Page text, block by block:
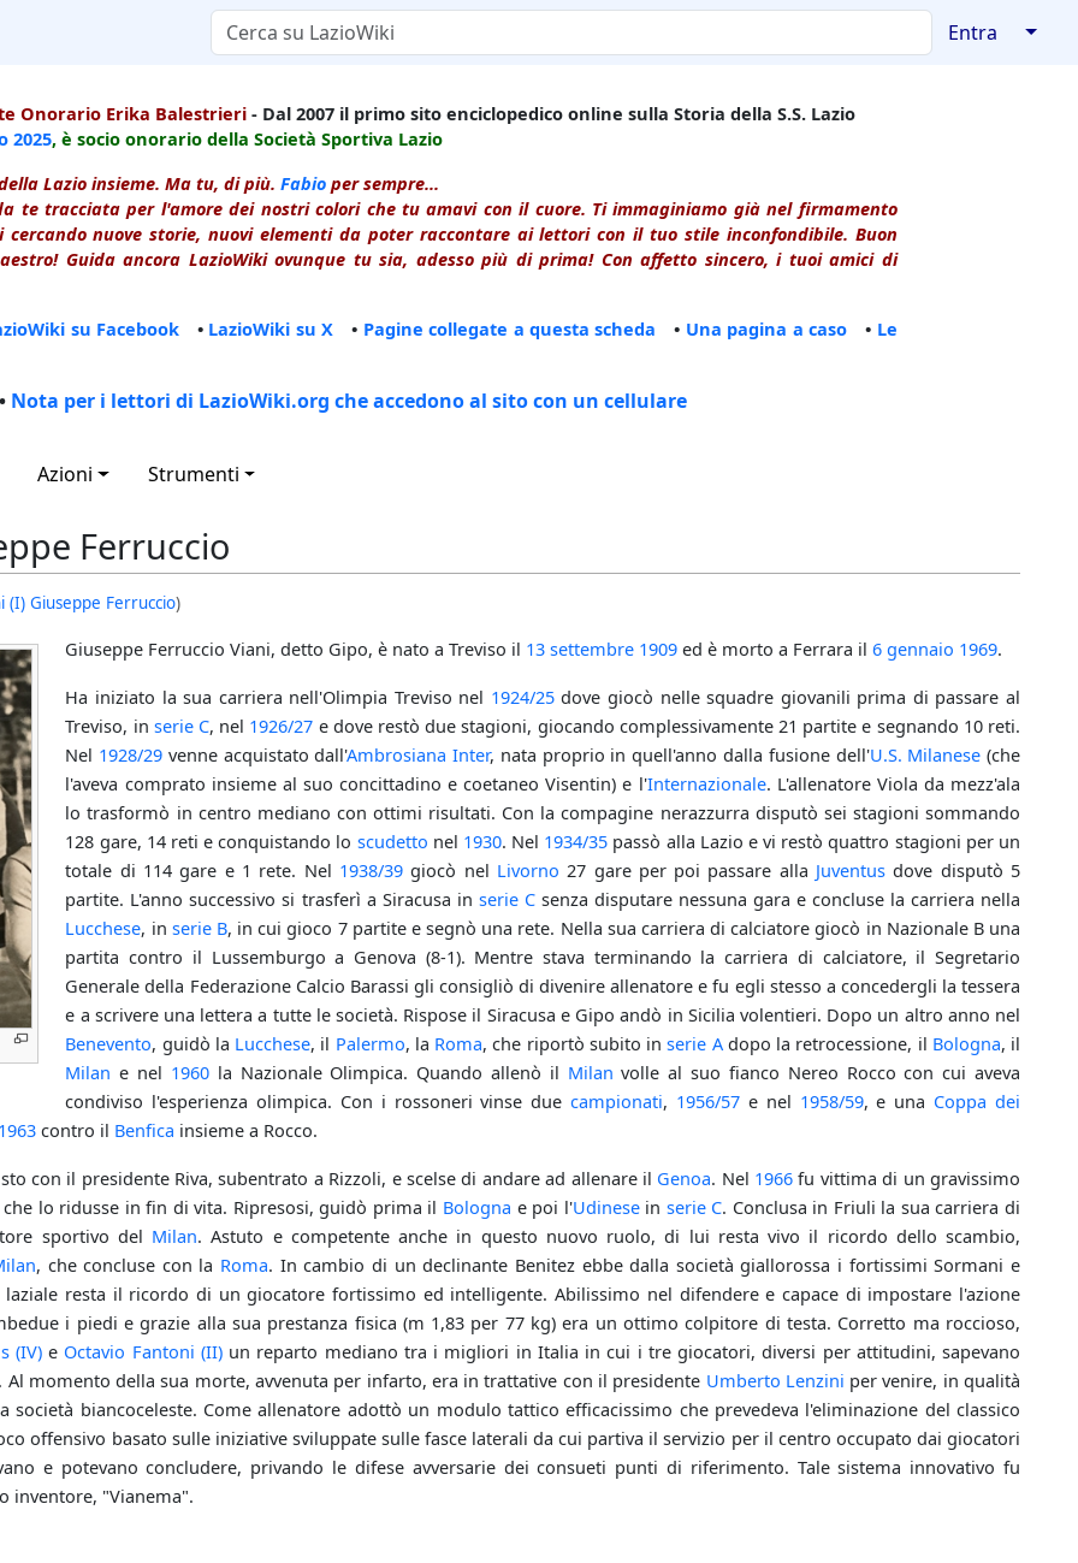
Entra ↓
Onorario Erika Balestrieri - Dal 2007 il primo sito enciclopedico online sulla Storia della S.S. Lazio
2025, è socio onorario della Società Sportiva Lazio
Lazio insieme. Ma tu, di più. Fabio per sempre...
te tracciata per l'amore dei nostri colori che tu amavi con il cuore. Ti immaginiamo già nel firmamento
cercando nuove storie, nuovi elementi da poter raccontare ai lettori con il tuo stile inconfondibile. Buon
Guida ancora LazioWiki ovunque tu sia, adesso più di prima! Con affetto sincero, i tuoi amici di
su Facebook • LazioWiki su X • Pagine collegate a questa scheda • Una pagina a caso • Le
Nota per i lettori di LazioWiki.org che accedono al sito con un cellulare
Azioni Strumenti
Ferruccio
(I) Giuseppe Ferruccio)
Giuseppe Ferruccio Viani, detto Gipo, è nato a Treviso il 13 settembre 1909 ed è morto a Ferrara il6 gennaio 1969.
Ha iniziato la sua carriera nell'Olimpia Treviso nel 1924/25dove giocò nelle squadre giovanili prima di passare al
Treviso, in serie C, nel 1926/27 e dove restò due stagioni, giocando complessivamente 21 partite e segnando 10 reti.
Nel 1928/29 venne acquistato dall'Ambrosiana Inter, nata proprio in quell'anno dalla fusione dell'U.S. Milanese (che
l'aveva comprato insieme al suo concittadino e coetaneo Visentin) e l'Internazionale. L'allenatore Viola da mezz'ala
lo trasformò in centro mediano con ottimi risultati. Con la compagine nerazzurra disputò sei stagioni sommando
128 gare, 14 reti e conquistando lo scudetto nel 1930. Nel 1934/35 passò alla Lazio e vi restò quattro stagioni per un
totale di 114 gare e 1 rete. Nel 1938/39giocò nel Livorno 27 gare per poi passare alla Juventus dove disputò 5
partite. L'anno successivo si trasferì a Siracusa in serie Csenza disputare nessuna gara e concluse la carriera nella
Lucchese, in serie B, in cui gioco 7 partite e segnò una rete. Nella sua carriera di calciatore giocò in Nazionale B una
partita contro il Lussemburgo a Genova (8-1). Mentre stava terminando la carriera di calciatore, il Segretario
Generale della Federazione Calcio Barassi gli consigliò di divenire allenatore e fu egli stesso a concedergli la tessera
e a scrivere una lettera a tutte le società. Rispose il Siracusa e Gipo andò in Sicilia volentieri. Dopo un altro anno nel
Benevento, guidò la Lucchese, il Palermo, la Roma, che riportò subito inserie Adopo la retrocessione, il Bologna, il
Milan e nel 1960la Nazionale Olimpica. Quando allenò il Milan volle al suo fianco Nereo Rocco con cui aveva
condiviso l'esperienza olimpica. Con i rossoneri vinse duecampionati, 1956/57 e nel 1958/59, e una Coppa dei
contro il Benfica insieme a Rocco.
con il presidente Riva, subentrato a Rizzoli, e scelse di andare ad allenare il Genoa. Nel 1966 fu vittima di un gravissimo
lo ridusse in fin di vita. Ripresosi, guidò prima il Bologna e poi l'Udinesein serie C. Conclusa in Friuli la sua carriera di
sportivo del Milan. Astuto e competente anche in questo nuovo ruolo, di lui resta vivo il ricordo dello scambio,
, che concluse con la Roma. In cambio di un declinante Benitez ebbe dalla società giallorossa i fortissimi Sormani e
laziale resta il ricordo di un giocatore fortissimo ed intelligente. Abilissimo nel difendere e capace di impostare l'azione
i piedi e grazie alla sua prestanza fisica (m 1,83 per 77 kg) era un ottimo colpitore di testa. Corretto ma roccioso,
(IV)e Octavio Fantoni (II)un reparto mediano tra i migliori in Italia in cui i tre giocatori, diversi per attitudini, sapevano
momento della sua morte, avvenuta per infarto, era in trattative con il presidente Umberto Lenzini per venire, in qualità
società biancoceleste. Come allenatore adottò un modulo tattico efficacissimo che prevedeva l'eliminazione del classico
offensivo basato sulle iniziative sviluppate sulle fasce laterali da cui partiva il servizio per il centro occupato dai giocatori
e potevano concludere, privando le difese avversarie dei consueti punti di riferimento. Tale sistema innovativo fu
inventore, "Vianema".